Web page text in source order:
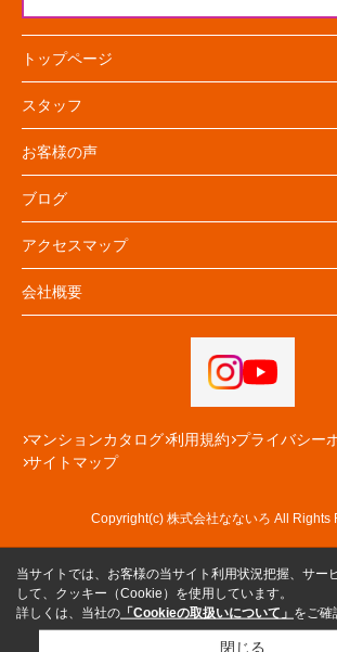
トップページ
スタッフ
お客様の声
ブログ
アクセスマップ
会社概要
マンションカタログ 利用規約 プライバシー
サイトマップ
Copyright(c) 株式会社なないろ All Rights
当サイトでは、お客様の当サイト利用状況把握、サー
して、クッキー（Cookie）を使用しています。
詳しくは、当社の 「Cookieの取扱いについて」 をご確
閉じる